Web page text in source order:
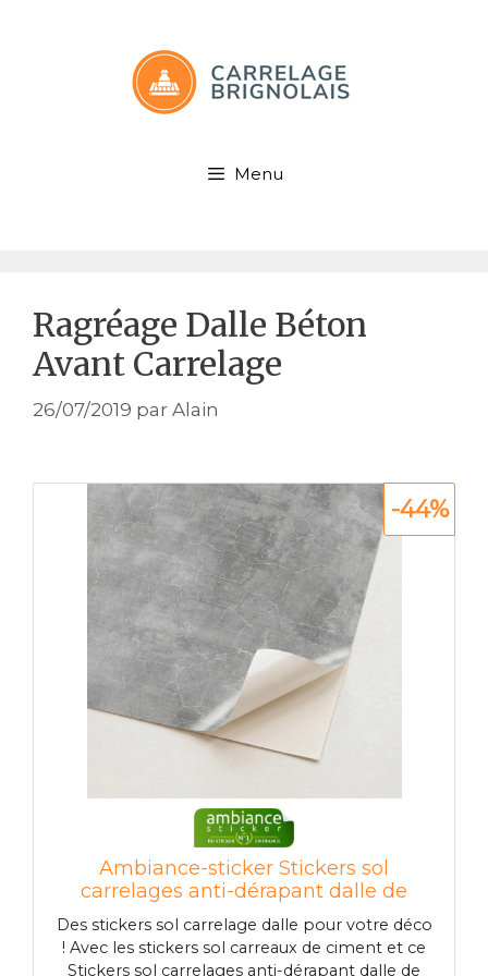
Menu
Ragréage Dalle Béton
Avant Carrelage
26/07/2019 par Alain
Ambiance-sticker Stickers sol
carrelages anti-dérapant dalle de
beton ciré
Des stickers sol carrelage dalle pour votre déco
! Avec les stickers sol carreaux de ciment et ce
Stickers sol carrelages anti-dérapant dalle de
-44%